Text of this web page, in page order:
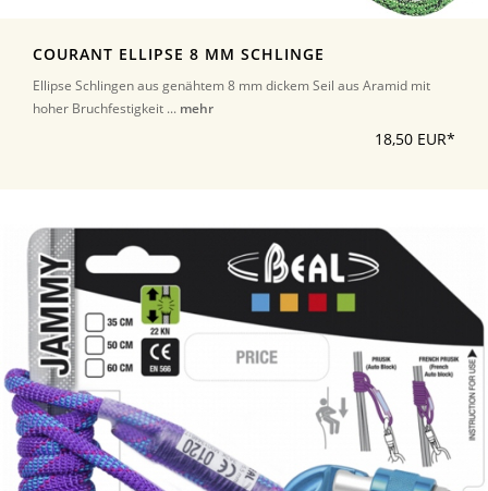
COURANT ELLIPSE 8 MM SCHLINGE
Ellipse Schlingen aus genähtem 8 mm dickem Seil aus Aramid mit
hoher Bruchfestigkeit ... mehr
18,50 EUR*